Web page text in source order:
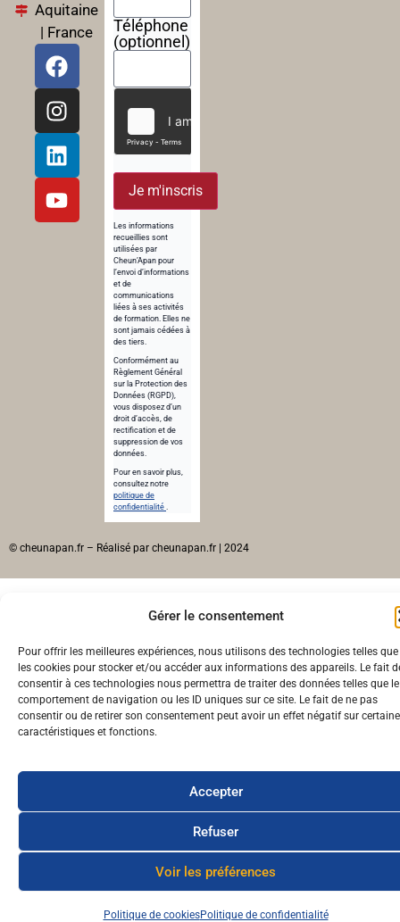
Gérer le consentement
Pour offrir les meilleures expériences, nous utilisons des technologies telles que
les cookies pour stocker et/ou accéder aux informations des appareils. Le fait
consentir à ces technologies nous permettra de traiter des données telles que le
comportement de navigation ou les ID uniques sur ce site. Le fait de ne pas
consentir ou de retirer son consentement peut avoir un effet négatif sur
caractéristiques et fonctions.
Accepter
Refuser
Voir les préférences
Politique de cookiesPolitique de confidentialité
Aquitaine
| France
Téléphone
(optionnel)
Je m'inscris
Les informations
recueillies sont
utilisées par
Cheun’Apan pour
l’envoi d’informations
et de
communications
liées à ses activités
de formation. Elles ne
sont jamais cédées à
des tiers.
Conformément au
Règlement Général
sur la Protection des
Données (RGPD),
vous disposez d’un
droit d’accès, de
rectification et de
suppression de vos
données.
Pour en savoir plus,
consultez notre
politique de
confidentialité .
© cheunapan.fr – Réalisé par cheunapan.fr | 2024